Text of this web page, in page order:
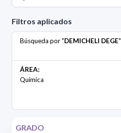
Filtros aplicados
Búsqueda por "DEMICHELI DEGE"
ÁREA:
Química
GRADO